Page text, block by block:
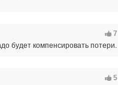
7
будет компенсировать потери.
5